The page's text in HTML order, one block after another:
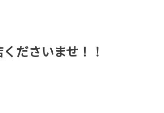
ださいませ！！